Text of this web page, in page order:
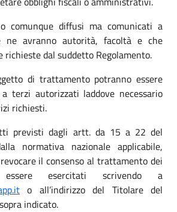
comunque diffusi ma comunicati a
ne avranno autorità, facoltà e che
richieste dal suddetto Regolamento.
di trattamento potranno essere
terzi autorizzati laddove necessario
richiesti.
previsti dagli artt. da 15 a 22 del
normativa nazionale applicabile,
il consenso al trattamento dei
esercitati scrivendo a
o all’indirizzo del Titolare del
indicato.